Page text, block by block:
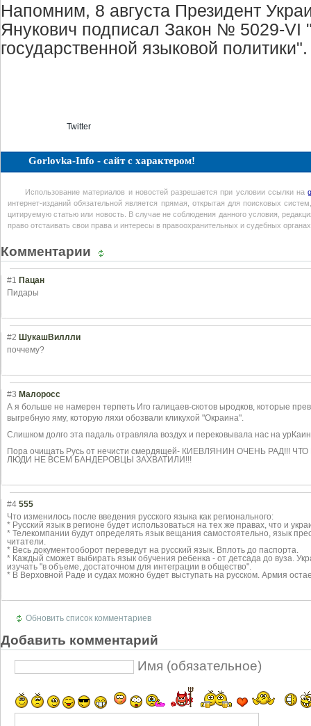
Напомним, 8 августа Президент
Янукович подписал Закон № 5029-VI
государственной языковой политики".
Twitter
Gorlovka-Info - сайт с характером!
Использование материалов и новостей разрешается при условии ссылки на
интернет-изданий обязательной является прямая, открытая для поисковых
цитируемую статью или новость. В случае не соблюдения данного условия,
право отстаивать свои права и интересы в правоохранительных и судебных
Комментарии
#1 Пацан
Пидары
#2 ШукашВиллли
поччему?
#3 Малоросс
А я больше не намерен терпеть Иго галицаев-скотов ыродков, которые
выгребную яму, которую ляхи обозвали кликухой "Окраина".
Слишком долго эта падаль отравляла воздух и перековывала нас на
Пора очищать Русь от нечисти смердящей- КИЕВЛЯНИН ОЧЕНЬ РАД!!!
ЛЮДИ НЕ ВСЕМ БАНДЕРОВЦЫ ЗАХВАТИЛИ!!!
#4 555
Что изменилось после введения русского языка как регионального:
* Русский язык в регионе будет использоваться на тех же правах, что и
* Телекомпании будут определять язык вещания самостоятельно, язык
читатели.
* Весь документооборот переведут на русский язык. Вплоть до паспорта.
* Каждый сможет выбирать язык обучения ребенка - от детсада до вуза.
изучать "в объеме, достаточном для интеграции в общество".
* В Верховной Раде и судах можно будет выступать на русском. Армия
Обновить список комментариев
Добавить комментарий
Имя (обязательное)